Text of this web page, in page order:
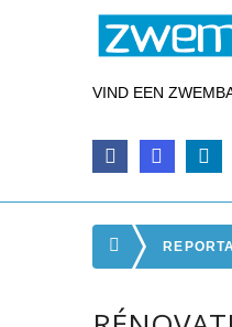
VIND EEN